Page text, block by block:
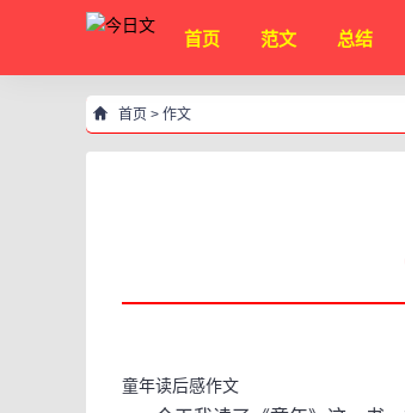
首页 范文 总结
首页 > 作文
童年读后感作文